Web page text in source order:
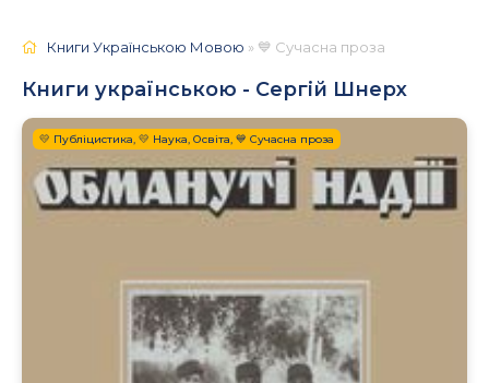
Книги Українською Мовою » 💙 Сучасна проза
Книги українською - Сергій Шнерх
💛 Публіцистика, 💛 Наука, Освіта, 💙 Сучасна проза